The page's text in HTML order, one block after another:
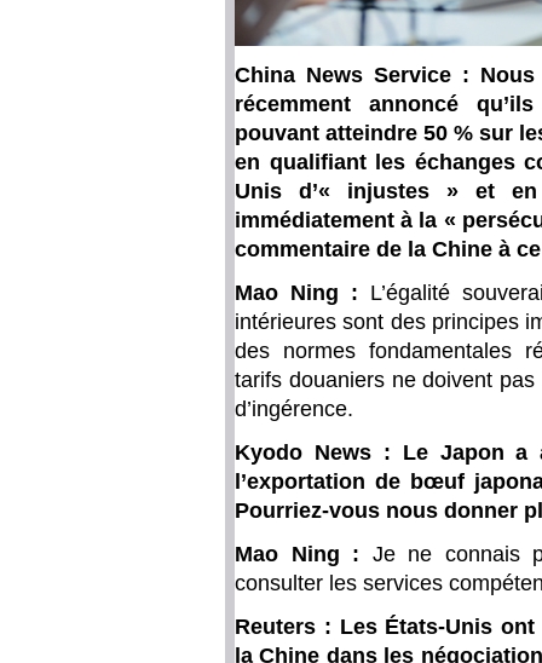
China News Service :
récemment annoncé
pouvant atteindre 50 % sur
en qualifiant les échanges
Unis d’« injustes » et
immédiatement à la «
commentaire de la Chine à
Mao Ning : L’égalité
intérieures sont des principes
des normes fondamentales
tarifs douaniers ne doivent
d’ingérence.
Kyodo News : Le Japon a
l’exportation de bœuf
Pourriez-vous nous donner
Mao Ning : Je ne connais
consulter les services
Reuters : Les États-Unis
la Chine dans les